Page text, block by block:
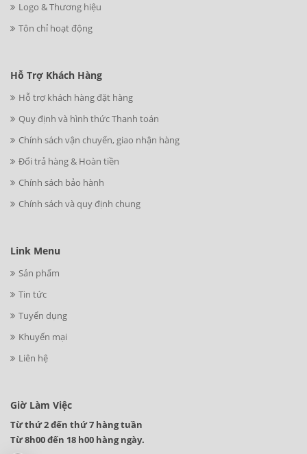
Logo & Thương hiệu
Tôn chỉ hoạt động
Hỗ Trợ Khách Hàng
Hỗ trợ khách hàng đặt hàng
Quy định và hình thức Thanh toán
Chính sách vận chuyển, giao nhận hàng
Đổi trả hàng & Hoàn tiền
Chính sách bảo hành
Chính sách và quy định chung
Link Menu
Sản phẩm
Tin tức
Tuyển dụng
Khuyến mại
Liên hệ
Giờ Làm Việc
Từ thứ 2 đến thứ 7 hàng tuần
Từ 8h00 đến 18 h00 hàng ngày.